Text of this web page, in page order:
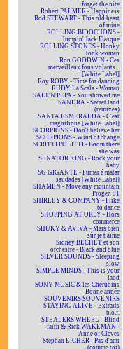
forget the nite
Robert PALMER - Happiness
Rod STEWART - This old heart
of mine
ROLLING BIDOCHONS -
Jumpin' Jack Flasque
ROLLING STONES - Honky
tonk women
Ron GOODWIN - Ces
merveilleux fous volants...
[White Label]
Roy ROBY - Time for dancing
RUDY La Scala - Woman
SALT'N'PEPA - You showed me
SANDRA - Secret land
(remixes)
SANTA ESMERALDA - C'est
magnifique [White Label]
SCORPIONS - Don't believe her
SCORPIONS - Wind of change
SCRITTI POLITTI - Boom there
she was
SENATOR KING - Rock your
baby
SG GIGANTE - Fumar é matar
saudades [White Label]
SHAMEN - Move any mountain
Progen 91
SHIRLEY & COMPANY - I like
to dance
SHOPPING AT ORLY - Hors
commerce
SHUKY & AVIVA - Mais bien
sûr je t'aime
Sidney BECHET et son
orchestre - Black and blue
SILVER SOUNDS - Sleeping
slow
SIMPLE MINDS - This is your
land
SONY MUSIC & les Chérubins
- Bonne année
SOUVENIRS SOUVENIRS
STAYING ALIVE - Extraits
b.o.f.
STEALERS WHEEL - Blind
faith & Rick WAKEMAN -
Anne of Cleves
Stephan EICHER - Pas d'ami
(comme toi)